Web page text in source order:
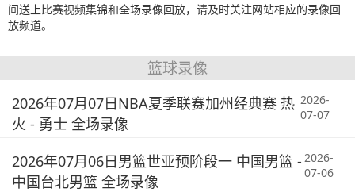
间送上比赛视频集锦和全场录像回放，请及时关注网站相应的录像回
放频道。
篮球录像
2026年07月07日NBA夏季联赛加州经典赛 热
火 - 勇士 全场录像
2026-
07-07
2026年07月06日男篮世亚预阶段一 中国男篮 -
中国台北男篮 全场录像
2026-
07-06